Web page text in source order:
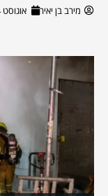
מירב בן יאיר אוגוסט 4, 2026